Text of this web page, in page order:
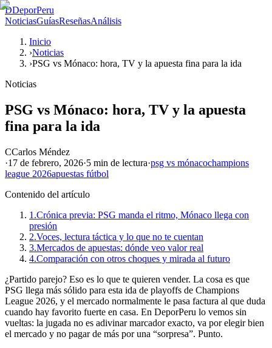
DDeporPeru
NoticiasGuíasReseñasAnálisis
Inicio
›Noticias
›PSG vs Mónaco: hora, TV y la apuesta fina para la ida
Noticias
PSG vs Mónaco: hora, TV y la apuesta
fina para la ida
CCarlos Méndez
·17 de febrero, 2026·5 min de lectura·psg vs mónacochampions
league 2026apuestas fútbol
Contenido del artículo
1.Crónica previa: PSG manda el ritmo, Mónaco llega con
presión
2.Voces, lectura táctica y lo que no te cuentan
3.Mercados de apuestas: dónde veo valor real
4.Comparación con otros choques y mirada al futuro
¿Partido parejo? Eso es lo que te quieren vender. La cosa es que
PSG llega más sólido para esta ida de playoffs de Champions
League 2026, y el mercado normalmente le pasa factura al que duda
cuando hay favorito fuerte en casa. En DeporPeru lo vemos sin
vueltas: la jugada no es adivinar marcador exacto, va por elegir bien
el mercado y no pagar de más por una “sorpresa”. Punto.